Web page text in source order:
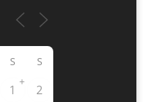
S S
1
+
2